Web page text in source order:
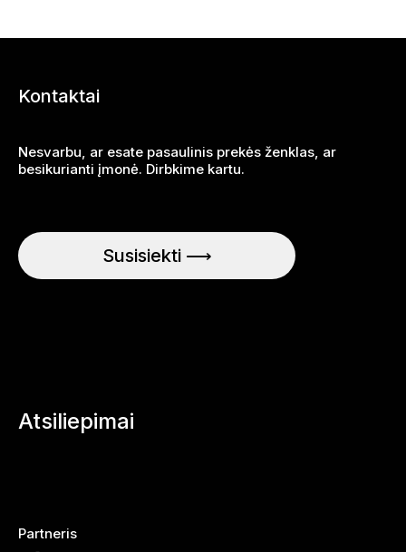
Kontaktai
Nesvarbu, ar esate pasaulinis prekės ženklas, ar
besikurianti įmonė. Dirbkime kartu.
Susisiekti ⟶
Atsiliepimai
Partneris